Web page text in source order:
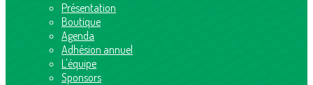
Présentation
Boutique
Agenda
Adhésion annuel
L'équipe
Sponsors